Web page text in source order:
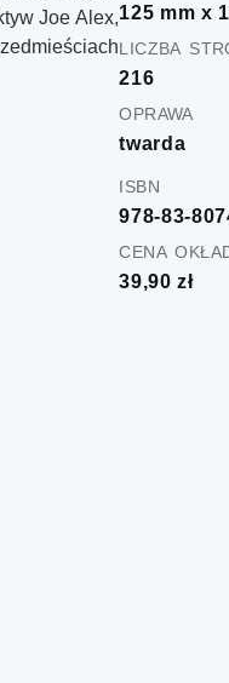
Joe Alex,125 mm x
liczba
216
oprawa
twarda
isbn
978-83-
cena
39,90 zł